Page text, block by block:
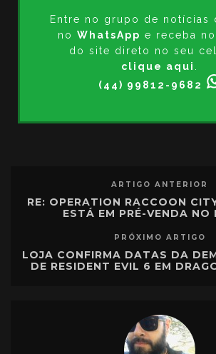
Entre no grupo de notícias
no WhatsApp e receba
do site direto no seu
clique aqui
(44) 99812-9682
ARTIGO ANTERIOR
RE: OPERATION RACCOON
ESTÁ EM PRÉ-VENDA NO
PRÓXIMO ARTIGO
LOJA CONFIRMA DATAS DA
DE RESIDENT EVIL 6 EM